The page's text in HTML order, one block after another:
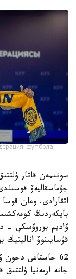
футбола
سونىمەن قاتار
جۇماسقاليەۆ
اتقارادى. وعان
باپكەردىڭ
ۆاديم بوروۆسكي -
قۇسايىنوۆ
62 جاستاعى
جانە ارمەنيا